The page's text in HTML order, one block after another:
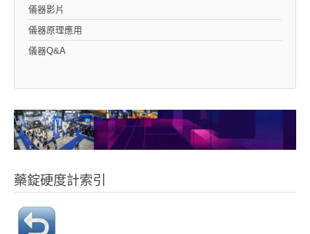
儀器影片
儀器原理應用
儀器Q&A
藥錠硬度計索引